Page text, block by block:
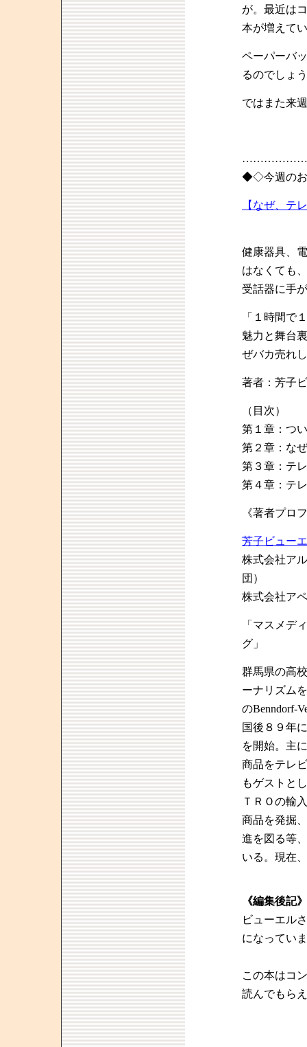
が。最近は
本が増えて
ペーパーバ
るのでしょ
ではまた来週
◆◇今週の
【なぜ、テ
健康器具、
はなくても
受話器に手
「１時間で
魅力と舞台
ぜバカ売れ
著者：芳
（目次）
第１章：つ
第２章：な
第３章：テ
第４章：テ
《著者プロ
芳子ビュー
株式会社ア
団）
株式会社ア
「マスメデ
グ」
群馬県の高
ーナリズム
のBenndorf-
国後８９年
を開始。主
商品をテレ
もゲストと
ＴＲＯの輸
商品を発掘
進を図る等
いる。現在
《編集後記》
ビューエル
になって
この本はコ
読んでもら